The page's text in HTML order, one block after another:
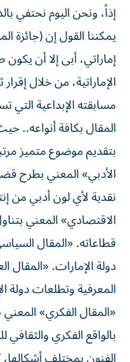
إذاً، ونحن اليوم نحتفي
يمكننا القول إن (جائزة
إماراتي، أبى إلا أن
الإماراتية، من خلال
مسابقته الإبداعية
المقال بكافة أنواعه..
بتقديم موضوع متميز
الأدبي» المعني بطرح
نقدية لأي لون أدبي من
الاقتصادي» المعني
قطاعاته. «المقال
دولة الإمارات. «المقال
المعرفية وتطلعات دولة
«المقال الفكري»
بالواقع الفكري